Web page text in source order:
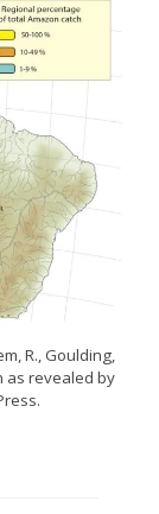
R., Goulding,
as revealed by